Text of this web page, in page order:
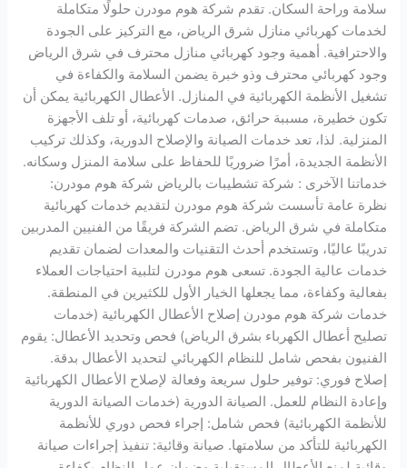
سلامة وراحة السكان. تقدم شركة هوم مودرن حلولًا متكاملة
لخدمات كهربائي منازل شرق الرياض، مع التركيز على الجودة
والاحترافية. أهمية وجود كهربائي منازل محترف في شرق الرياض
وجود كهربائي محترف وذو خبرة يضمن السلامة والكفاءة في
تشغيل الأنظمة الكهربائية في المنازل. الأعطال الكهربائية يمكن أن
تكون خطيرة، مسببة حرائق، صدمات كهربائية، أو تلف الأجهزة
المنزلية. لذا، تعد خدمات الصيانة والإصلاح الدورية، وكذلك تركيب
الأنظمة الجديدة، أمرًا ضروريًا للحفاظ على سلامة المنزل وسكانه.
خدماتنا الآخرى : شركة تشطيبات بالرياض شركة هوم مودرن:
نظرة عامة تأسست شركة هوم مودرن لتقديم خدمات كهربائية
متكاملة في شرق الرياض. تضم الشركة فريقًا من الفنيين المدربين
تدريبًا عاليًا، وتستخدم أحدث التقنيات والمعدات لضمان تقديم
خدمات عالية الجودة. تسعى هوم مودرن لتلبية احتياجات العملاء
بفعالية وكفاءة، مما يجعلها الخيار الأول للكثيرين في المنطقة.
خدمات شركة هوم مودرن إصلاح الأعطال الكهربائية (خدمات
تصليح أعطال الكهرباء بشرق الرياض) فحص وتحديد الأعطال: يقوم
الفنيون بفحص شامل للنظام الكهربائي لتحديد الأعطال بدقة.
إصلاح فوري: توفير حلول سريعة وفعالة لإصلاح الأعطال الكهربائية
وإعادة النظام للعمل. الصيانة الدورية (خدمات الصيانة الدورية
للأنظمة الكهربائية) فحص شامل: إجراء فحص دوري للأنظمة
الكهربائية للتأكد من سلامتها. صيانة وقائية: تنفيذ إجراءات صيانة